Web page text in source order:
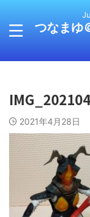
つなまゆ
2021年4月28日